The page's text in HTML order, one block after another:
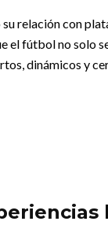
relación con
el fútbol no solo
dinámicos y